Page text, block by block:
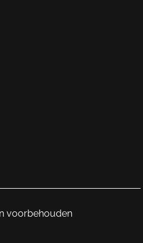
van
van
voorbehouden